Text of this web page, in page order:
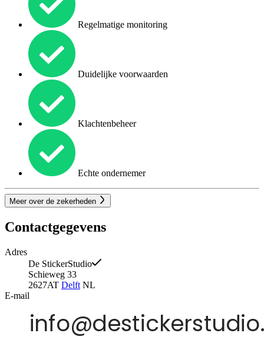
Regelmatige monitoring
Duidelijke voorwaarden
Klachtenbeheer
Echte ondernemer
Meer over de zekerheden
Contactgegevens
Adres
De StickerStudio
Schieweg 33
2627AT Delft NL
E-mail